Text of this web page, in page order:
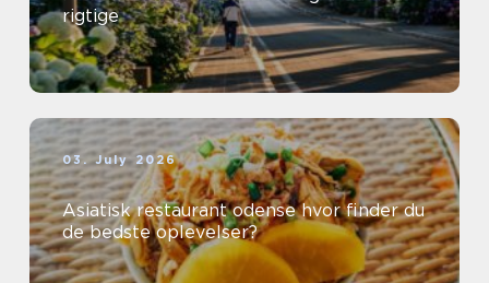
rigtige
03. July 2026
Asiatisk restaurant odense hvor finder du
de bedste oplevelser?